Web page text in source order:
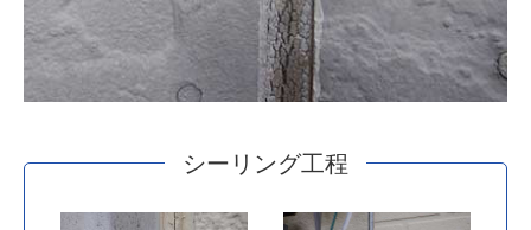
シーリング工程